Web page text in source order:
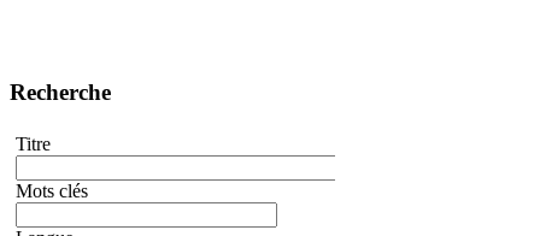
Recherche
Titre
Mots clés